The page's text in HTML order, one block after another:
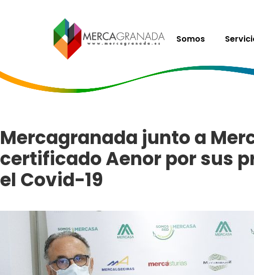
Somos
Mercagranada junto a
certificado Aenor por sus
el Covid-19